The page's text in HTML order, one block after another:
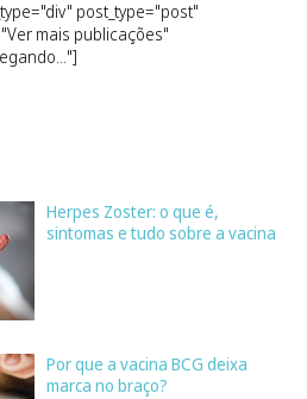
post_type="post"
mais publicações"
Herpes Zoster: o que é,
sintomas e tudo sobre a vacina
Por que a vacina BCG deixa
marca no braço?